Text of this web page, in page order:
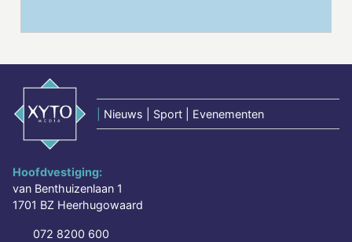
Nieuws | Sport | Evenementen
Hoofdvestiging:
van Benthuizenlaan 1
1701 BZ Heerhugowaard
072 8200 600